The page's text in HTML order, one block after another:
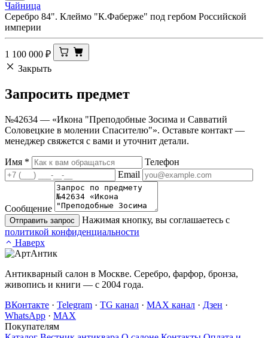
Чайница
Серебро 84". Клеймо "К.Фаберже" под гербом Российской
империи
1 100 000 ₽
Закрыть
Запросить предмет
№42634 — «Икона "Преподобные Зосима и Савватий
Соловецкие в молении Спасителю"». Оставьте контакт —
менеджер свяжется с вами и уточнит детали.
Имя *
Телефон
Email
Сообщение
Отправить запрос
Нажимая кнопку, вы соглашаетесь с
политикой конфиденциальности
Наверх
Антикварный салон в Москве. Серебро, фарфор, бронза,
живопись и книги — с 2004 года.
ВКонтакте · Telegram · TG канал · MAX канал · Дзен ·
WhatsApp · MAX
Покупателям